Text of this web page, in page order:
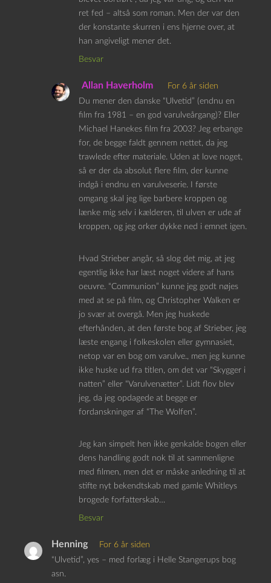
ret fed – altså som roman. Men der var den
der konstante skurren i ens hjerne over, at
han angiveligt mener det.
Besvar
Allan Haverholm
For 6 år siden
Du mener den danske “Ulvetid” (endnu en
film fra 1981 – en god varulveårgang)? Eller
Michael Hanekes film fra 2003? Jeg erbange
for, de begge faldt gennem nettet, da jeg
trawlede efter materiale. Uden at love noget,
så er der da absolut flere film, der kunne
indgå i endnu en varulveserie. I første
omgang skal jeg lige barbere kroppen og
lænke mig selv i kælderen, til ulven er ude af
kroppen, og jeg orker dykke ned i emnet igen.
Hvad Strieber angår, så slog det mig, at jeg
egentlig ikke har læst noget videre af hans
oeuvre. “Communion” kunne jeg godt nøjes
med at se på film, og Christopher Walken er
jo svær at overgå. Men jeg huskede
efterhånden, at den første bog af Strieber, jeg
læste engang i folkeskolen eller gymnasiet,
netop var en bog om varulve., men jeg kunne
ikke huske ud fra titlen, om det var “Skygger i
natten” eller “Varulvenætter”. Lidt flov blev
jeg, da jeg opdagede at begge er
fordanskninger af “The Wolfen”.
Jeg kan simpelt hen ikke genkalde bogen eller
dens handling godt nok til at sammenligne
med filmen, men det er måske anledning til at
stifte nyt bekendtskab med gamle Whitleys
brogede forfatterskab…
Besvar
Henning
For 6 år siden
“Ulvetid”, yes – med forlæg i Helle Stangerups bog
asn.